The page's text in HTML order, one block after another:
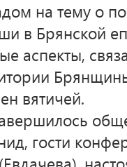
на тему о
в Брянской
аспекты,
вятичей.
гости